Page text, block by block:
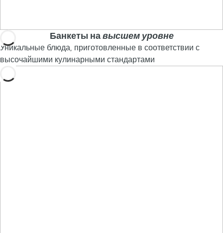
Банкеты на высшем уровне
Уникальные блюда, приготовленные в соответствии с
высочайшими кулинарными стандартами